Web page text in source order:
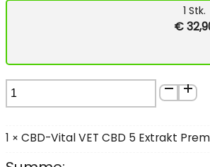
1 Stk.
€
CBD-
Vital
CBD
1 × CBD-Vital VET CBD 5 Extrakt